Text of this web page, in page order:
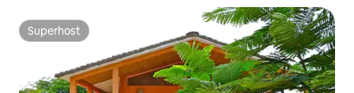
Superhost
Superhost